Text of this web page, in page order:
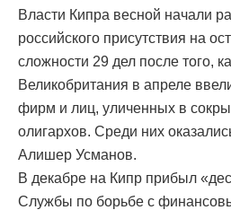
Власти Кипра весной начали
российского присутствия на
сложности 29 дел после того,
Великобритания в апреле
фирм и лиц, уличенных в
олигархов. Среди них
Алишер Усманов.
В декабре на Кипр прибыл
Службы по борьбе с